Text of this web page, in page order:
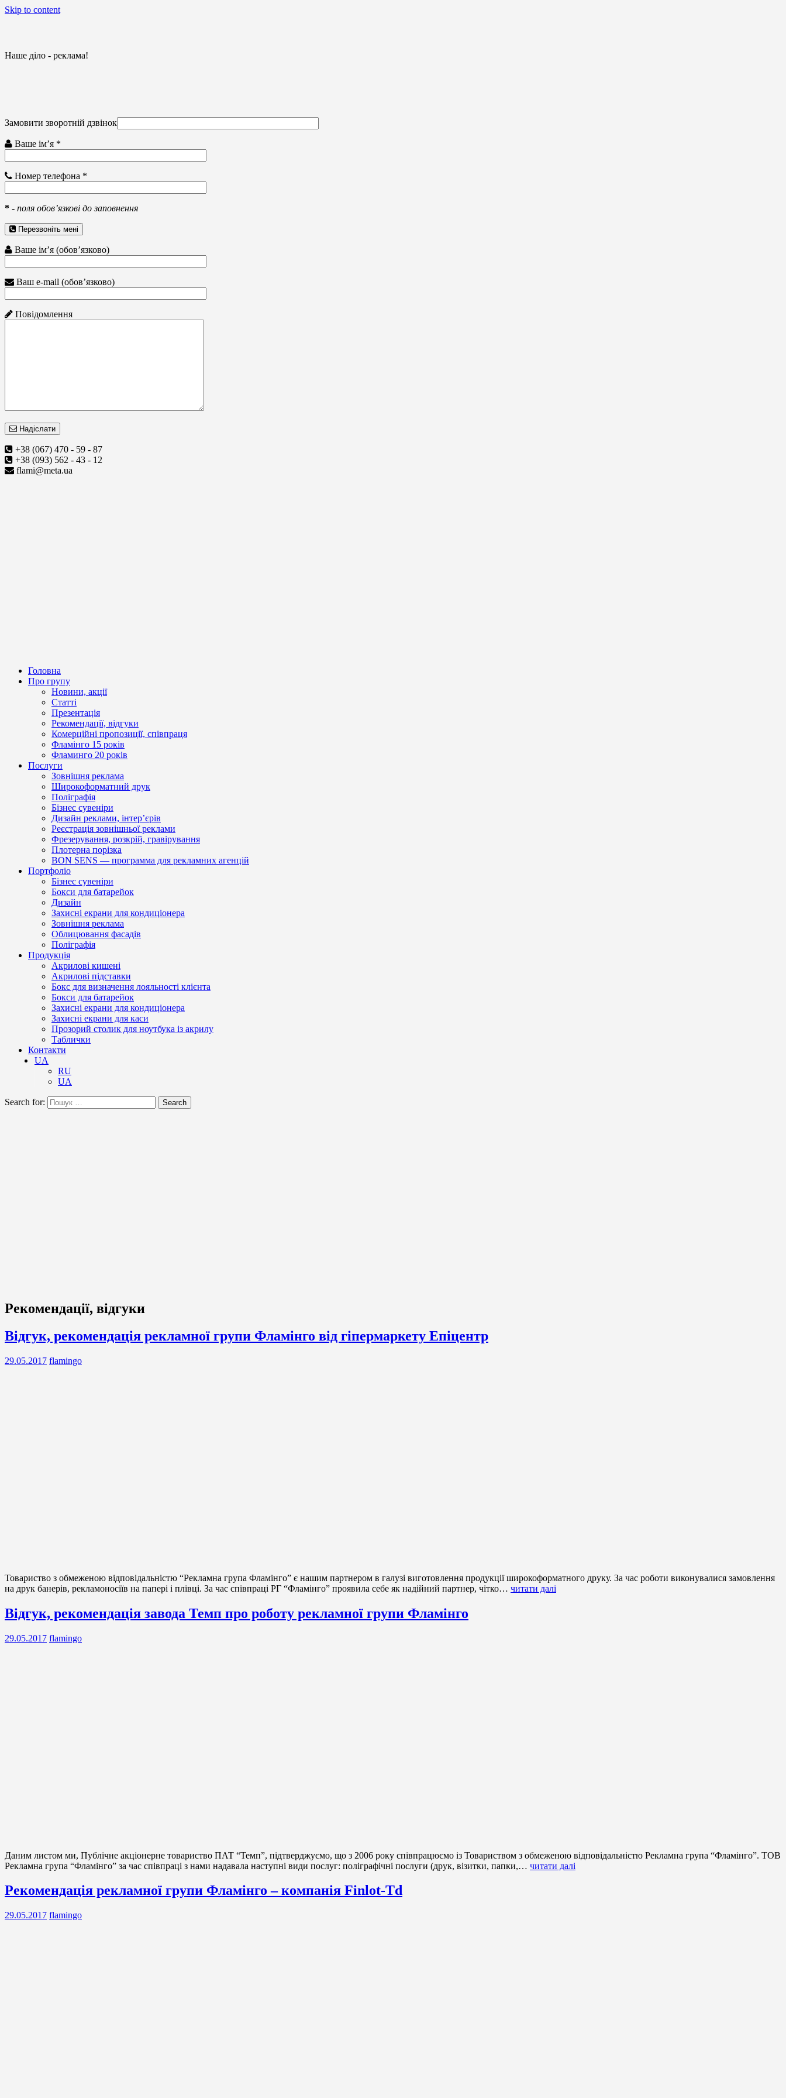
Skip to content
Наше діло - реклама!
Замовити зворотній дзвінок
Ваше ім’я *
Номер телефона *
* - поля обов’язкові до заповнення
Перезвоніть мені
Ваше ім’я (обов’язково)
Ваш e-mail (обов’язково)
Повідомлення
Надіслати
+38 (067) 470 - 59 - 87
+38 (093) 562 - 43 - 12
flami@meta.ua
Головна
Про групу
Новини, акції
Статті
Презентація
Рекомендації, відгуки
Комерційні пропозиції, співпраця
Фламінго 15 років
Фламинго 20 років
Послуги
Зовнішня реклама
Широкоформатний друк
Поліграфія
Бізнес сувеніри
Дизайн реклами, інтер’єрів
Реєстрація зовнішньої реклами
Фрезерування, розкрій, гравірування
Плотерна порізка
BON SENS — программа для рекламних агенцій
Портфоліо
Бізнес сувеніри
Бокси для батарейок
Дизайн
Захисні екрани для кондиціонера
Зовнішня реклама
Облицювання фасадів
Поліграфія
Продукція
Акрилові кишені
Акрилові підставки
Бокс для визначення лояльності клієнта
Бокси для батарейок
Захисні екрани для кондиціонера
Захисні екрани для каси
Прозорий столик для ноутбука із акрилу
Таблички
Контакти
UA
RU
UA
Search for: Search
Рекомендації, відгуки
Відгук, рекомендація рекламної групи Фламінго від гіпермаркету Епіцентр
29.05.2017 flamingo
Товариство з обмеженою відповідальністю “Рекламна група Фламінго” є нашим партнером в галузі виготовлення продукції широкоформатного друку. За час роботи виконувалися замовлення
на друк банерів, рекламоносіїв на папері і плівці. За час співпраці РГ “Фламінго” проявила себе як надійний партнер, чітко… читати далі
Рекомендації,
відгуки
Відгук, рекомендація завода Темп про роботу рекламної групи Фламінго
29.05.2017 flamingo
Даним листом ми, Публічне акціонерне товариство ПАТ “Темп”, підтверджуємо, що з 2006 року співпрацюємо із Товариством з обмеженою відповідальністю Рекламна група “Фламінго”. ТОВ
Рекламна група “Фламінго” за час співпраці з нами надавала наступні види послуг: поліграфічні послуги (друк, візитки, папки,… читати далі
Рекомендації,
відгуки
Рекомендація рекламної групи Фламінго – компанія Finlot-Td
29.05.2017 flamingo